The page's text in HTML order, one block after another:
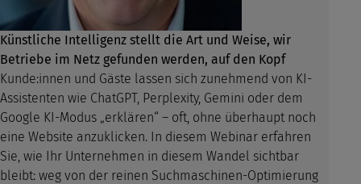
Künstliche Intelligenz stellt die Art und Weise, wir
Betriebe im Netz gefunden werden, auf den Kopf
Kunde:innen und Gäste lassen sich zunehmend von KI-
Assistenten wie ChatGPT, Perplexity, Gemini oder dem
Google KI-Modus „erklären“ – oft, ohne überhaupt noch
eine Website anzuklicken. In diesem Webinar erfahren
Sie, wie Ihr Unternehmen in diesem Wandel sichtbar
bleibt: weg von der reinen Suchmaschinen-Optimierung